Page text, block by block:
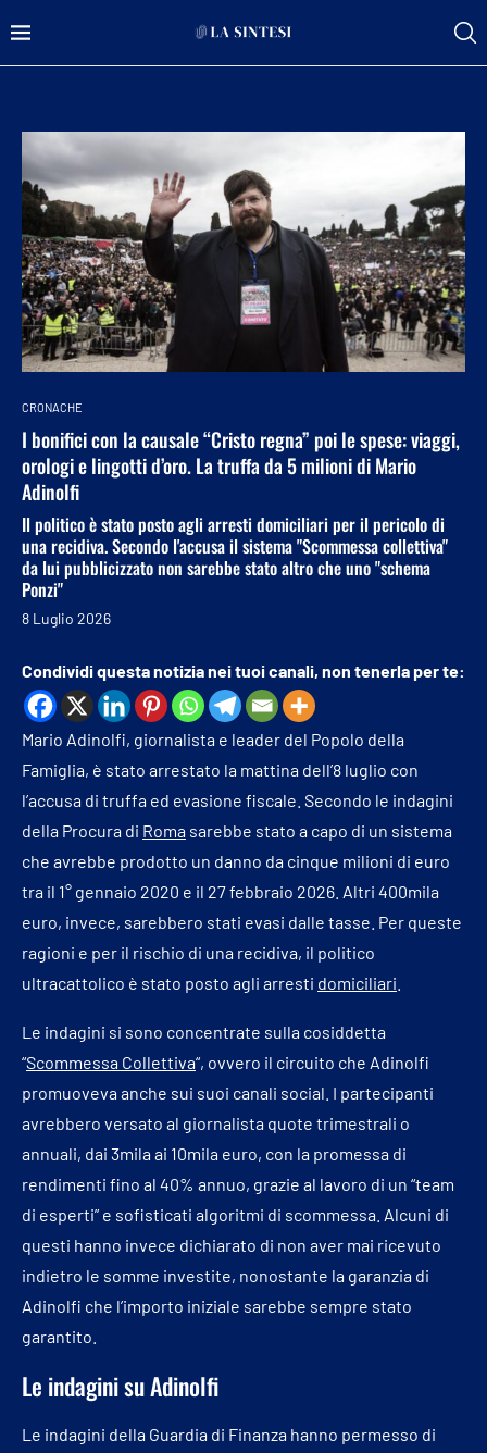
CRONACHE
I bonifici con la causale “Cristo regna” poi le spese: viaggi,
orologi e lingotti d’oro. La truffa da 5 milioni di Mario
Adinolfi
Il politico è stato posto agli arresti domiciliari per il pericolo di
una recidiva. Secondo l'accusa il sistema "Scommessa collettiva"
da lui pubblicizzato non sarebbe stato altro che uno "schema
Ponzi"
8 Luglio 2026
Condividi questa notizia nei tuoi canali, non tenerla per te:
Mario Adinolfi, giornalista e leader del Popolo della
Famiglia, è stato arrestato la mattina dell’8 luglio con
l’accusa di truffa ed evasione fiscale. Secondo le indagini
della Procura di Roma sarebbe stato a capo di un sistema
che avrebbe prodotto un danno da cinque milioni di euro
tra il 1° gennaio 2020 e il 27 febbraio 2026. Altri 400mila
euro, invece, sarebbero stati evasi dalle tasse. Per queste
ragioni e per il rischio di una recidiva, il politico
ultracattolico è stato posto agli arresti domiciliari
Le indagini si sono concentrate sulla cosiddetta
“Scommessa Collettiva“, ovvero il circuito che Adinolfi
promuoveva anche sui suoi canali social. I partecipanti
avrebbero versato al giornalista quote trimestrali o
annuali, dai 3mila ai 10mila euro, con la promessa di
rendimenti fino al 40% annuo, grazie al lavoro di un “team
di esperti” e sofisticati algoritmi di scommessa. Alcuni di
questi hanno invece dichiarato di non aver mai ricevuto
indietro le somme investite, nonostante la garanzia di
Adinolfi che l’importo iniziale sarebbe sempre stato
garantito.
Le indagini su Adinolfi
Le indagini della Guardia di Finanza hanno permesso di